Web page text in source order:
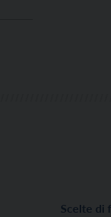
Scelte di